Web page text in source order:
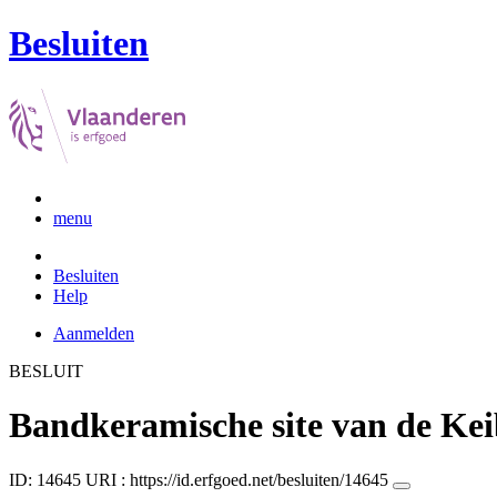
Besluiten
menu
Besluiten
Help
Aanmelden
BESLUIT
Bandkeramische site van de
ID: 14645 URI : https://id.erfgoed.net/besluiten/14645